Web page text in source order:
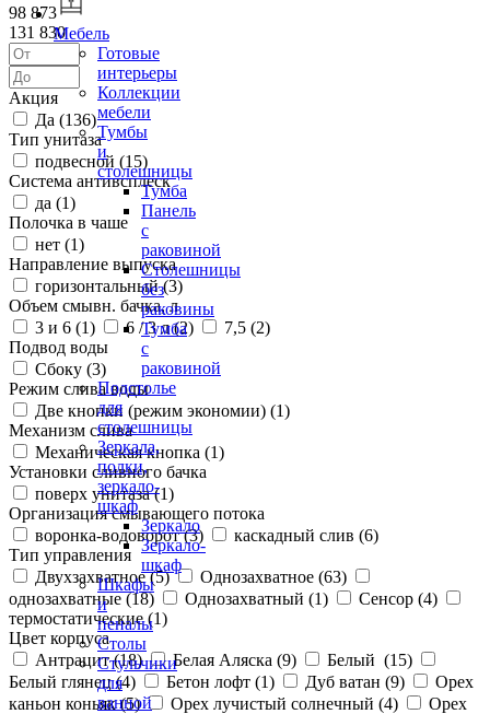
Мебель
Готовые
интерьеры
Коллекции
мебели
Тумбы
и
столешницы
Тумба
Панель
с
раковиной
Столешницы
без
раковины
Тумба
с
раковиной
Подстолье
для
столешницы
Зеркала,
полки,
зеркало-
шкаф
Зеркало
Зеркало-
шкаф
Шкафы
и
пеналы
Столы
Стульчики
для
ванной
98 873
131 830
Акция
Да (136)
Тип унитаза
подвесной (15)
Система антивсплеск
да (1)
Полочка в чаше
нет (1)
Направление выпуска
горизонтальный (3)
Объем смывн. бачка, л
3 и 6 (1) 6 / 3 л (2) 7,5 (2)
Подвод воды
Сбоку (3)
Режим слива воды
Две кнопки (режим экономии) (1)
Механизм слива
Механическая кнопка (1)
Установки сливного бачка
поверх унитаза (1)
Организация смывающего потока
воронка-водоворот (3) каскадный слив (6)
Тип управления
Двухзахватное (5) Однозахватное (63)
однозахватные (18) Однозахватный (1) Сенсор (4)
термостатические (1)
Цвет корпуса
Антрацит (18) Белая Аляска (9) Белый (15)
Белый глянец (4) Бетон лофт (1) Дуб ватан (9)
Орех
каньон коньяк (5) Орех лучистый солнечный (4)
Орех